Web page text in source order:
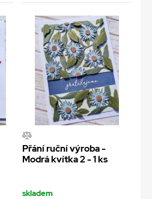
Přání ruční výroba -
Modrá kvítka 2 - 1 ks
skladem